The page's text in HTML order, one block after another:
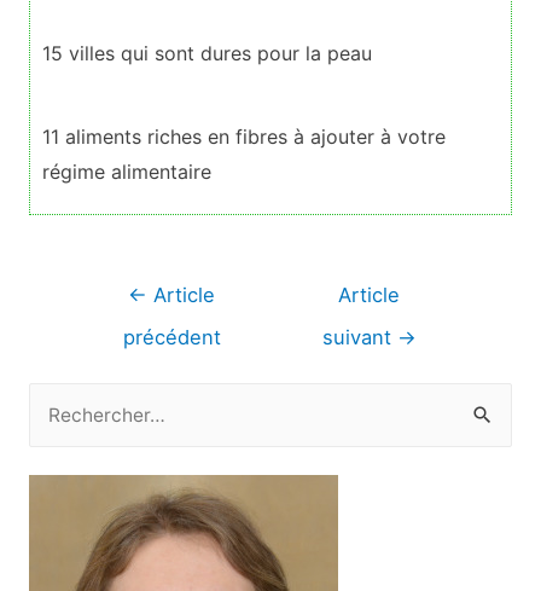
15 villes qui sont dures pour la peau
11 aliments riches en fibres à ajouter à votre
régime alimentaire
Navigation
← Article
précédent
Article
suivant →
c